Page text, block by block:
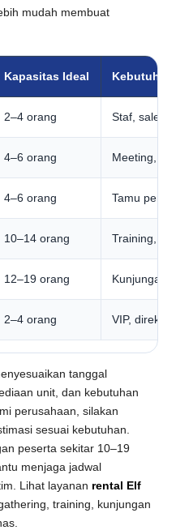
mudah membuat
Kapasitas Ideal Kebutuhan
2–4 orang Staf, sales,
4–6 orang Meeting,
4–6 orang Tamu
10–14 orang Training,
12–19 orang Kunjungan
2–4 orang VIP,
tanggal
unit, dan kebutuhan
perusahaan, silakan
sesuai kebutuhan.
peserta sekitar 10–19
menjaga jadwal
Lihat layanan rental Elf
training, kunjungan